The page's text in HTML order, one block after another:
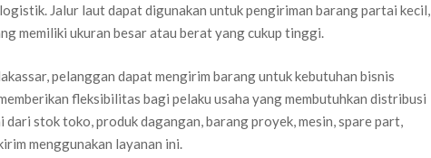
Jalur laut dapat digunakan untuk pengiriman barang partai kecil,
memiliki ukuran besar atau berat yang cukup tinggi.
pelanggan dapat mengirim barang untuk kebutuhan bisnis
fleksibilitas bagi pelaku usaha yang membutuhkan distribusi
stok toko, produk dagangan, barang proyek, mesin, spare part,
menggunakan layanan ini.